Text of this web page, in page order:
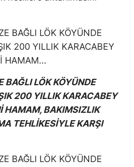
BAĞLI LÖK KÖYÜNDE
200 YILLIK KARACABEY
HAMAM, BAKIMSIZLIK
TEHLİKESİYLE KARŞI